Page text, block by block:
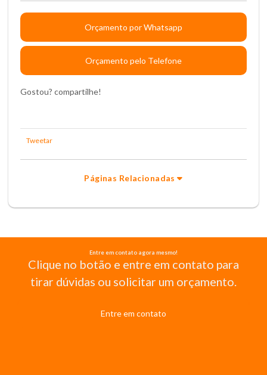
Orçamento por Whatsapp
Orçamento pelo Telefone
Gostou? compartilhe!
Tweetar
Páginas Relacionadas
Entre em contato agora mesmo!
Clique no botão e entre em contato para
tirar dúvidas ou solicitar um orçamento.
Entre em contato